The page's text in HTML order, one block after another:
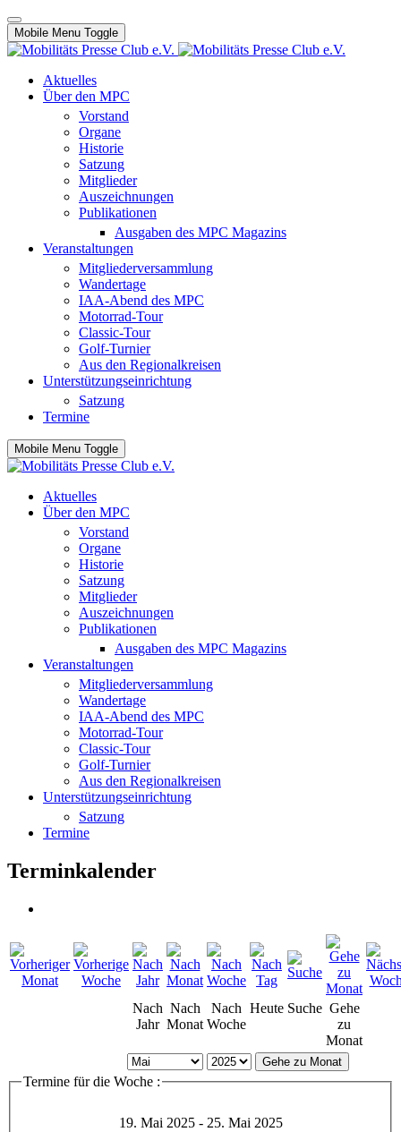
Mobile Menu Toggle
Aktuelles
Über den MPC
Vorstand
Organe
Historie
Satzung
Mitglieder
Auszeichnungen
Publikationen
Ausgaben des MPC Magazins
Veranstaltungen
Mitgliederversammlung
Wandertage
IAA-Abend des MPC
Motorrad-Tour
Classic-Tour
Golf-Turnier
Aus den Regionalkreisen
Unterstützungseinrichtung
Satzung
Termine
Mobile Menu Toggle
Aktuelles
Über den MPC
Vorstand
Organe
Historie
Satzung
Mitglieder
Auszeichnungen
Publikationen
Ausgaben des MPC Magazins
Veranstaltungen
Mitgliederversammlung
Wandertage
IAA-Abend des MPC
Motorrad-Tour
Classic-Tour
Golf-Turnier
Aus den Regionalkreisen
Unterstützungseinrichtung
Satzung
Termine
Terminkalender
Nach
Jahr
Nach
Monat
Nach
Woche
Heute Suche Gehe
zu
Monat
Gehe zu Monat
Termine für die Woche :
19. Mai 2025 - 25. Mai 2025